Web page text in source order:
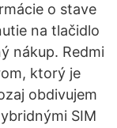
o stave
na tlačidlo
nákup. Redmi
ktorý je
obdivujem
SIM